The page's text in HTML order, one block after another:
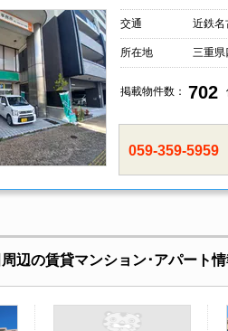
交通 近鉄名
所在地 三重県
掲載物件数： 702
059-359-5959
辺の賃貸マンション･アパート情